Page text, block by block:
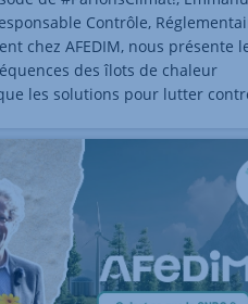
Contrôle,
chez AFEDIM, nous présente
des îlots de chaleur
les solutions pour lutter